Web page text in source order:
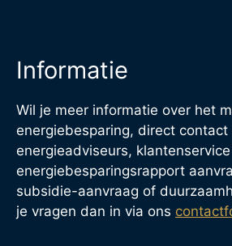
Informatie
Wil je meer informatie over het
energiebesparing, direct
energieadviseurs,
energiebesparingsrapport
subsidie-aanvraag of
je vragen dan in via ons